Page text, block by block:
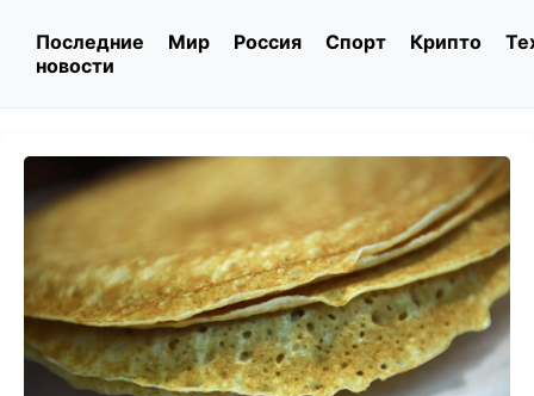
Последние
новости
Мир Россия Спорт Крипто